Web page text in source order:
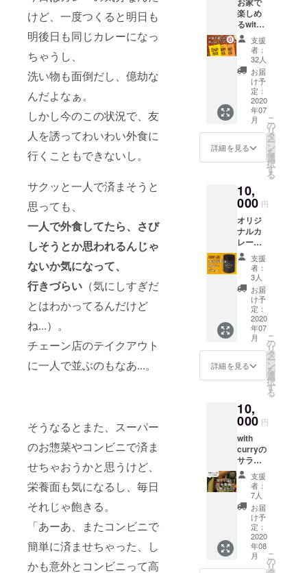
けど、一度つくると明日も
明後日も同じカレーになっ
ちゃうし、
洗い物も面倒だし、億劫な
んだよなぁ。
しかし今のこの状況で、友
人を誘ってわいわい外食に
行くこともできないし。
サクッと一人で済まそうと
思っても、
一人で外食してたら、さび
しそうとか思われるんじゃ
ないか気になって、
行きづらい （気にしすぎだ
とはわかってるんだけど
ね...）。
チェーン店のテイクアウト
に一人で並ぶのもなあ...。
そうなるとまた、スーパー
のお惣菜やコンビニで済ま
せちゃおうかと思うけど、
栄養面も気になるし、毎日
それじゃ飽きる。
「あーあ、またコンビニで
簡単に済ませちゃった、し
かも意外とコンビニって高
8月31日
までに
お届け
しま
す。
カーを
お送り
しま
す。 ※
チケッ
トで購
入でき
るの
は、カ
レール
ウ1種
類、ラ
イス、
トッピ
それ以
上は現
支払い
くださ
い。 ※
指定住
所へお
送りし
ます
（送料
み）。
※チケッ
トの有
効期限
は2021
年8月末
リター
ンは
7月1日
から順
次お届
けを開
始し、
2020年
8月31日
までに
お届け
しま
す。 ※
災害等
楽しめ
るwith
curryカ
レー真
空パッ
ク6食分
と、心
を込め
たサン
クス
メー
ル、オ
リジナ
ルス
お送り
しま
す。 ※
カレー
は冷凍
真空
パック
の状態
でお届
けしま
す。沸
騰した
お湯で
10分ほ
ど温め
てから
お召し
カレー
パック
の状態
で、お
届けか
ら2ヶ月
までを
目安に
お召し
上がり
くださ
い。 ※
カレー
は2種類
支援
者：
32人
お届
け予
定：
2020
年07
月
詳細を見る
こ
の
リ
タ
ー
ン
を
選
択
す
る
10,
000 円
オリジ
ナルカ
レー
ジャー
と、心
を込め
たサン
クス
メー
ル、オ
リジナ
ルス
テッ
カーを
お送り
指定住
所へお
送りし
ます
（送料
込
み）。
※リター
ンは
2020年
7月1日
から順
次お届
けを開
始し、
支援
者：
3人
お届
け予
定：
2020
年07
月
詳細を見る
こ
の
リ
タ
ー
ン
を
選
択
す
る
10,
000 円
with
curryの
サラダ
に使用
する野
菜を栽
培して
いる郡
山の農
家・鈴
木農場
さんの
旬の野
支援
者：
7人
お届
け予
定：
2020
年08
月
こ
の
リ